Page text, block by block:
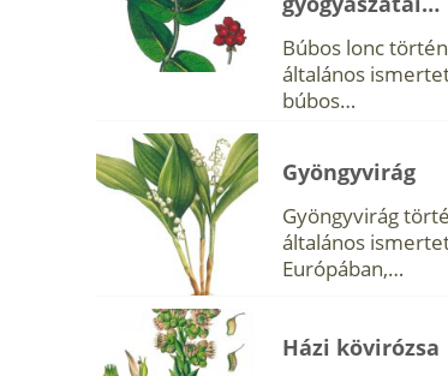
Búbos lonc
általános
búbos…
Gyöngyvirág
Gyöngyvirág
általános
Európában,…
Házi kövirózsa